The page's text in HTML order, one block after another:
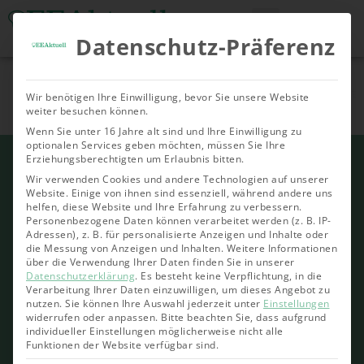
Nachhaltige
Investments
Allgemein Bioenergie
Datenschutz-Präferenz
Wir benötigen Ihre Einwilligung, bevor Sie unsere Website
weiter besuchen können.
Wenn Sie unter 16 Jahre alt sind und Ihre Einwilligung zu
optionalen Services geben möchten, müssen Sie Ihre
Erziehungsberechtigten um Erlaubnis bitten.
Wir verwenden Cookies und andere Technologien auf unserer
Website. Einige von ihnen sind essenziell, während andere uns
helfen, diese Website und Ihre Erfahrung zu verbessern.
Personenbezogene Daten können verarbeitet werden (z. B. IP-
Adressen), z. B. für personalisierte Anzeigen und Inhalte oder
die Messung von Anzeigen und Inhalten. Weitere Informationen
über die Verwendung Ihrer Daten finden Sie in unserer
Datenschutzerklärung. Es besteht keine Verpflichtung, in die
Verarbeitung Ihrer Daten einzuwilligen, um dieses Angebot zu
nutzen. Sie können Ihre Auswahl jederzeit unter Einstellungen
widerrufen oder anpassen. Bitte beachten Sie, dass aufgrund
individueller Einstellungen möglicherweise nicht alle
Funktionen der Website verfügbar sind.